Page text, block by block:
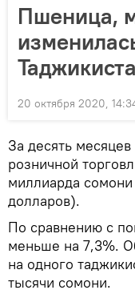
Пшеница,
20 октября 2020,
За десять
розничной
миллиарда
долларов).
По сравнению с
меньше на 7,3%.
на одного
тысячи сомони.